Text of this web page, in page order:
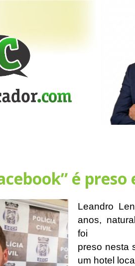
é
Leandro
anos,
foi
preso nesta
um hotel